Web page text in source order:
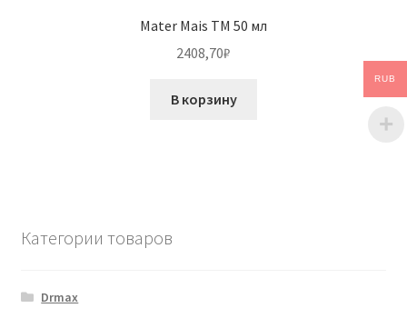
Mater Mais TM 50 мл
2408,70₽
В корзину
Категории товаров
Drmax
RUB